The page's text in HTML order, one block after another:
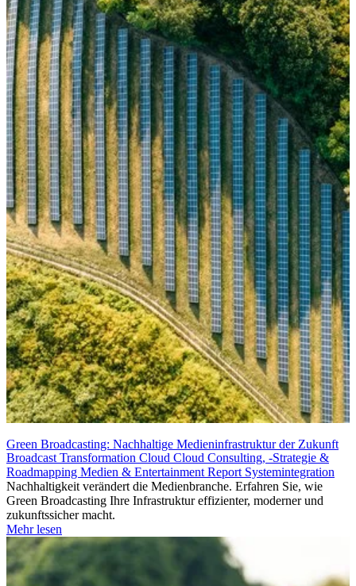
Green Broadcasting: Nachhaltige Medieninfrastruktur der Zukunft
Broadcast Transformation Cloud Cloud Consulting, -Strategie &
Roadmapping Medien & Entertainment Report Systemintegration
Nachhaltigkeit verändert die Medienbranche. Erfahren Sie, wie
Green Broadcasting Ihre Infrastruktur effizienter, moderner und
zukunftssicher macht.
Mehr lesen